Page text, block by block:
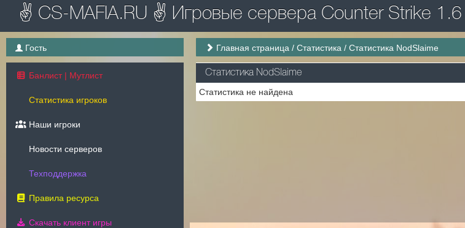
✌ CS-MAFIA.RU ✌ Игровые сервера Counter Strike 1.6
Гость
Банлист | Мутлист
Статистика игроков
Наши игроки
Новости серверов
Техподдержка
Правила ресурса
Скачать клиент игры
Главная страница /Статистика /Статистика NodSlaime
Статистика NodSlaime
Статистика не найдена